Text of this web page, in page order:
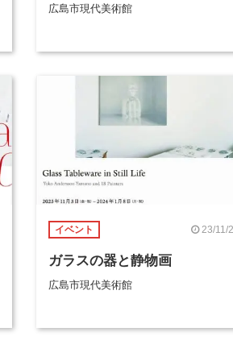
広島市現代美術館
イベント 23/11/2
ガラスの器と静物画
広島市現代美術館